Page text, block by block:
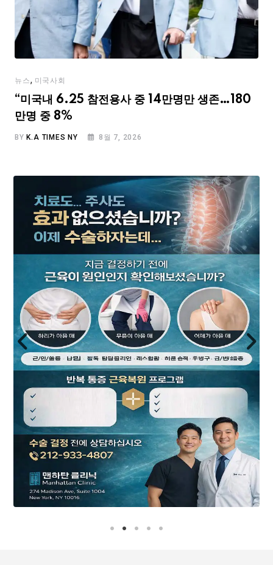
뉴스, 미국사회
“미국내 6.25 참전용사 중 14만명만 생존…180
만명 중 8%
BY K.A TIMES NY 8월 7, 2026